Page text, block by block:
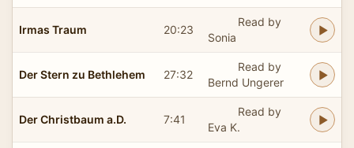
Irmas Traum 20:23
Read by
Sonia
Der Stern zu Bethlehem 27:32
Read by
Bernd Ungerer
Der Christbaum a.D. 7:41
Read by
Eva K.